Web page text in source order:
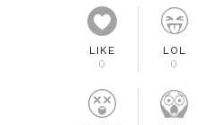
LIKE
0
LOL
0